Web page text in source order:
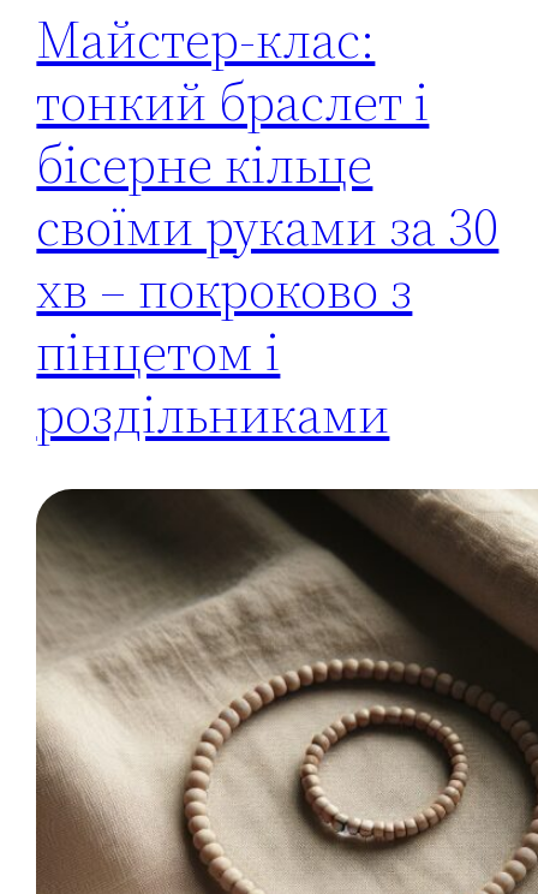
Майстер-клас:
тонкий браслет і
бісерне кільце
своїми руками за 30
хв – покроково з
пінцетом і
роздільниками